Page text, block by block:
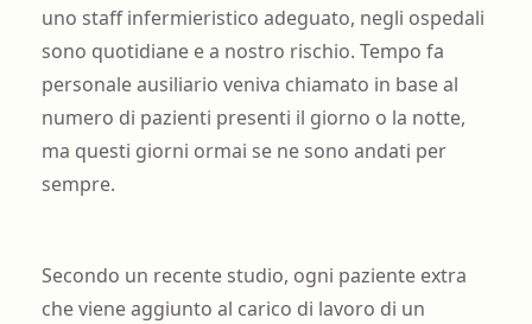
uno staff infermieristico adeguato, negli ospedali
sono quotidiane e a nostro rischio. Tempo fa
personale ausiliario veniva chiamato in base al
numero di pazienti presenti il giorno o la notte,
ma questi giorni ormai se ne sono andati per
sempre.
Secondo un recente studio, ogni paziente extra
che viene aggiunto al carico di lavoro di un